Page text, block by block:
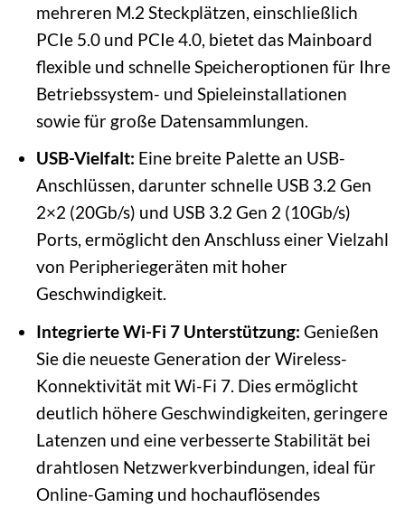
mehreren M.2 Steckplätzen, einschließlich
PCIe 5.0 und PCIe 4.0, bietet das Mainboard
flexible und schnelle Speicheroptionen für Ihre
Betriebssystem- und Spieleinstallationen
sowie für große Datensammlungen.
USB-Vielfalt: Eine breite Palette an USB-
Anschlüssen, darunter schnelle USB 3.2 Gen
2×2 (20Gb/s) und USB 3.2 Gen 2 (10Gb/s)
Ports, ermöglicht den Anschluss einer Vielzahl
von Peripheriegeräten mit hoher
Geschwindigkeit.
Integrierte Wi-Fi 7 Unterstützung: Genießen
Sie die neueste Generation der Wireless-
Konnektivität mit Wi-Fi 7. Dies ermöglicht
deutlich höhere Geschwindigkeiten, geringere
Latenzen und eine verbesserte Stabilität bei
drahtlosen Netzwerkverbindungen, ideal für
Online-Gaming und hochauflösendes